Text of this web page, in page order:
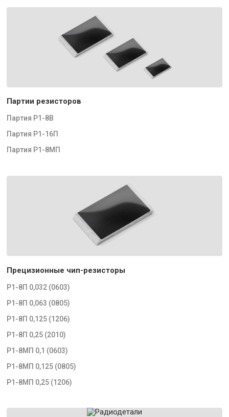
Партии резисторов
Партия Р1-8В
Партия Р1-16П
Партия Р1-8МП
Прецизионные чип-резисторы
Р1-8П 0,032 (0603)
Р1-8П 0,063 (0805)
Р1-8П 0,125 (1206)
Р1-8П 0,25 (2010)
Р1-8МП 0,1 (0603)
Р1-8МП 0,125 (0805)
Р1-8МП 0,25 (1206)